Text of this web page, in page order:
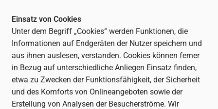
Einsatz von Cookies
Unter dem Begriff „Cookies“ werden Funktionen, die
Informationen auf Endgeräten der Nutzer speichern und
aus ihnen auslesen, verstanden. Cookies können ferner
in Bezug auf unterschiedliche Anliegen Einsatz finden,
etwa zu Zwecken der Funktionsfähigkeit, der Sicherheit
und des Komforts von Onlineangeboten sowie der
Erstellung von Analysen der Besucherströme. Wir